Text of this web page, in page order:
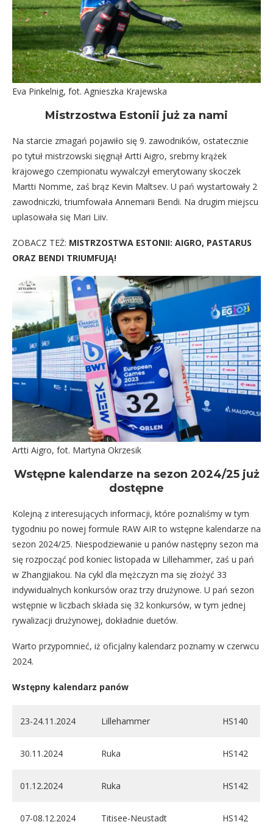
Eva Pinkelnig, fot. Agnieszka Krajewska
Mistrzostwa Estonii już za nami
Na starcie zmagań pojawiło się 9. zawodników, ostatecznie
po tytuł mistrzowski sięgnął Artti Aigro, srebrny krążek
krajowego czempionatu wywalczył emerytowany skoczek
Martti Nomme, zaś brąz Kevin Maltsev. U pań wystartowały 2
zawodniczki, triumfowała Annemarii Bendi. Na drugim miejscu
uplasowała się Mari Liiv.
ZOBACZ TEŻ: MISTRZOSTWA ESTONII: AIGRO, PASTARUS
ORAZ BENDI TRIUMFUJĄ!
Artti Aigro, fot. Martyna Okrzesik
Wstępne kalendarze na sezon 2024/25 już
dostępne
Kolejną z interesujących informacji, które poznaliśmy w tym
tygodniu po nowej formule RAW AIR to wstępne kalendarze na
sezon 2024/25. Niespodziewanie u panów następny sezon ma
się rozpocząć pod koniec listopada w Lillehammer, zaś u pań
w Zhangjiakou. Na cykl dla mężczyzn ma się złożyć 33
indywidualnych konkursów oraz trzy drużynowe. U pań sezon
wstępnie w liczbach składa się 32 konkursów, w tym jednej
rywalizacji drużynowej, dokładnie duetów.
Warto przypomnieć, iż oficjalny kalendarz poznamy w czerwcu
2024.
Wstępny kalendarz panów
23-24.11.2024 Lillehammer HS140
30.11.2024 Ruka HS142
01.12.2024 Ruka HS142
07-08.12.2024 Titisee-Neustadt HS142